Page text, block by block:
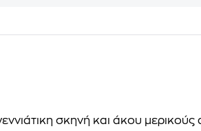
σκηνή και άκου